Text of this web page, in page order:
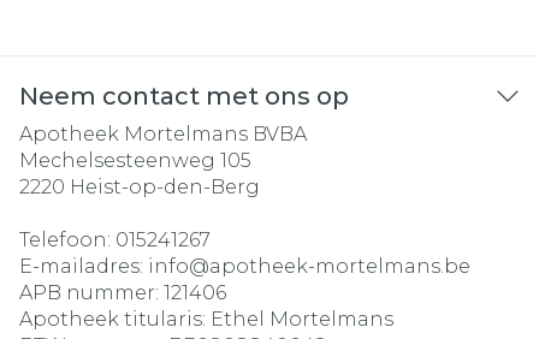
Neem contact met ons op
Apotheek Mortelmans BVBA
Mechelsesteenweg 105
2220 Heist-op-den-Berg
Telefoon: 015241267
E-mailadres: info@apotheek-mortelmans.be
APB nummer: 121406
Apotheek titularis: Ethel Mortelmans